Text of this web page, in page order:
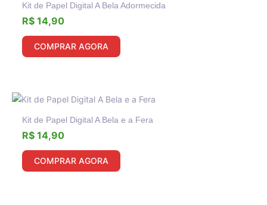
Kit de Papel Digital A Bela Adormecida
R$14,90
COMPRAR AGORA
Kit de Papel Digital A Bela e a Fera
R$14,90
COMPRAR AGORA